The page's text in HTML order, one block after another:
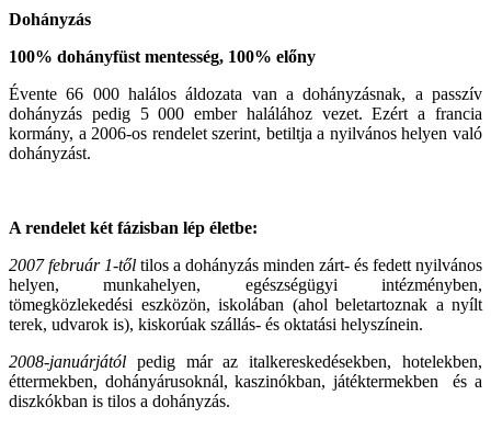
Dohányzás
100% dohányfüst mentesség, 100% előny
Évente 66 000 halálos áldozata van a dohányzásnak, a passzív
dohányzás pedig 5 000 ember halálához vezet. Ezért a francia
kormány, a 2006-os rendelet szerint, betiltja a nyilvános helyen való
dohányzást.
A rendelet két fázisban lép életbe:
2007 február 1-től tilos a dohányzás minden zárt- és fedett nyilvános
helyen, munkahelyen, egészségügyi intézményben,
tömegközlekedési eszközön, iskolában (ahol beletartoznak a nyílt
terek, udvarok is), kiskorúak szállás- és oktatási helyszínein.
2008-januárjától pedig már az italkereskedésekben, hotelekben,
éttermekben, dohányárusoknál, kaszinókban, játéktermekben és a
diszkókban is tilos a dohányzás.